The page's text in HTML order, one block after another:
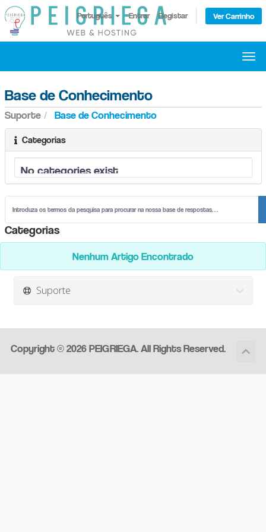
Português Entrar Registar Ver Carrinho
Base de Conhecimento
Suporte Base de Conhecimento
Categorias
Categorias
Nenhum Artigo Encontrado
Suporte
Copyright © 2026 PEIGRIEGA. All Rights Reserved.